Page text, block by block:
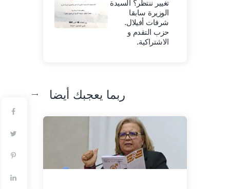
تغيير ننتظر؟ السيدة
الوزيرة سابقا
شرفات أفيلال.
حزب التقدم و
الاشتراكية.
ربما يعجبك أيضا